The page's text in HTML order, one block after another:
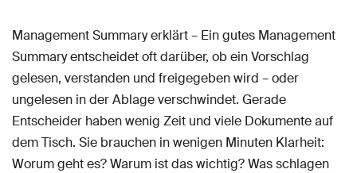
Management Summary erklärt – Ein gutes Management
Summary entscheidet oft darüber, ob ein Vorschlag
gelesen, verstanden und freigegeben wird – oder
ungelesen in der Ablage verschwindet. Gerade
Entscheider haben wenig Zeit und viele Dokumente auf
dem Tisch. Sie brauchen in wenigen Minuten Klarheit:
Worum geht es? Warum ist das wichtig? Was schlagen